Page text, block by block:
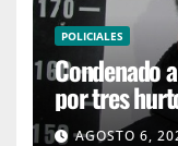
POLICIALES
Condenado
por tres
San Carlos
AGOSTO 6,